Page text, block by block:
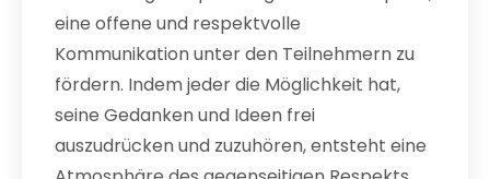
eine offene und respektvolle
Kommunikation unter den Teilnehmern zu
fördern. Indem jeder die Möglichkeit hat,
seine Gedanken und Ideen frei
auszudrücken und zuzuhören, entsteht eine